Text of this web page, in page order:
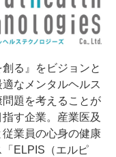
る』をビジョンと
なメンタルヘルス
題を考えることが
す企業。産業医及
業員の心身の健康
ELPIS（エルピ